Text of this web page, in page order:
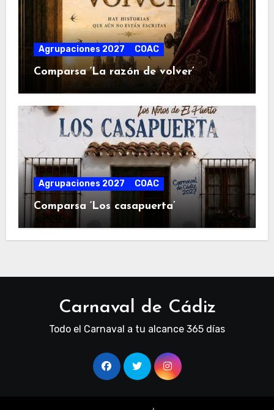
Agrupaciones 2027 COAC
Comparsa ‘La razón de volver’
Agrupaciones 2027 COAC
Comparsa ‘Los casapuerta’
Carnaval de Cádiz
Todo el Carnaval a tu alcance 365 días